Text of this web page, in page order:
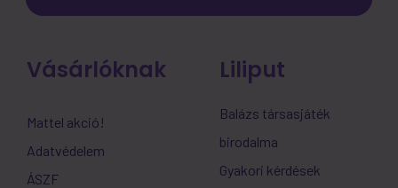
Vásárlóknak
Mattel akció!
Adatvédelem
ÁSZF
Liliput
Balázs társasjáték
birodalma
Gyakori kérdések